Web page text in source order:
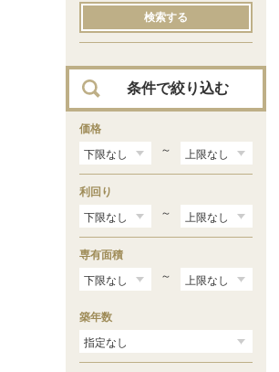
検索する
条件で絞り込む
価格
～
利回り
～
専有面積
～
築年数